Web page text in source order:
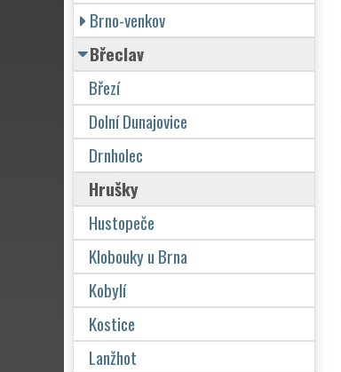
Brno-venkov
Břeclav
Březí
Dolní Dunajovice
Drnholec
Hrušky
Hustopeče
Klobouky u Brna
Kobylí
Kostice
Lanžhot